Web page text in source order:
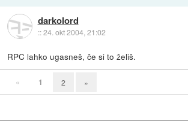
darkolord
::24. okt 2004, 21:02
RPC lahko ugasneš, če si to želiš.
« 1 2 »